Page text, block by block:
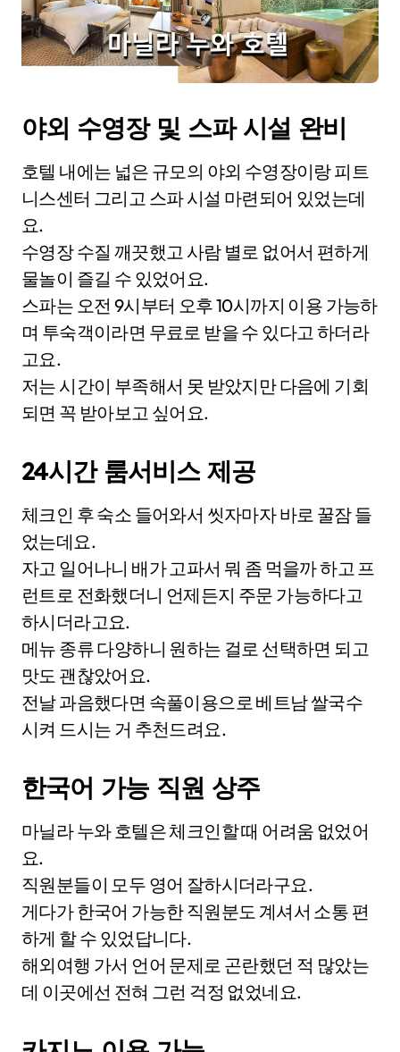
야외 수영장 및 스파 시설 완비
호텔 내에는 넓은 규모의 야외 수영장이랑 피트
니스센터 그리고 스파 시설 마련되어 있었는데
요.
수영장 수질 깨끗했고 사람 별로 없어서 편하게
물놀이 즐길 수 있었어요.
스파는 오전 9시부터 오후 10시까지 이용 가능하
며 투숙객이라면 무료로 받을 수 있다고 하더라
고요.
저는 시간이 부족해서 못 받았지만 다음에 기회
되면 꼭 받아보고 싶어요.
24시간 룸서비스 제공
체크인 후 숙소 들어와서 씻자마자 바로 꿀잠 들
었는데요.
자고 일어나니 배가 고파서 뭐 좀 먹을까 하고 프
런트로 전화했더니 언제든지 주문 가능하다고
하시더라고요.
메뉴 종류 다양하니 원하는 걸로 선택하면 되고
맛도 괜찮았어요.
전날 과음했다면 속풀이용으로 베트남 쌀국수
시켜 드시는 거 추천드려요.
한국어 가능 직원 상주
마닐라 누와 호텔은 체크인할 때 어려움 없었어
요.
직원분들이 모두 영어 잘하시더라구요.
게다가 한국어 가능한 직원분도 계셔서 소통 편
하게 할 수 있었답니다.
해외여행 가서 언어 문제로 곤란했던 적 많았는
데 이곳에선 전혀 그런 걱정 없었네요.